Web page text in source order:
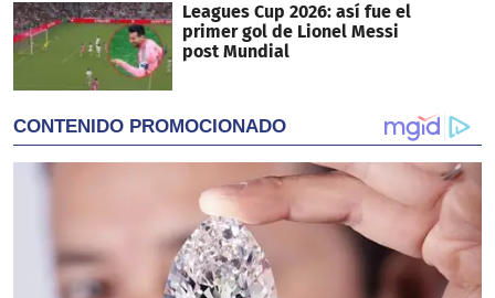
Leagues Cup 2026: así fue el
primer gol de Lionel Messi
post Mundial